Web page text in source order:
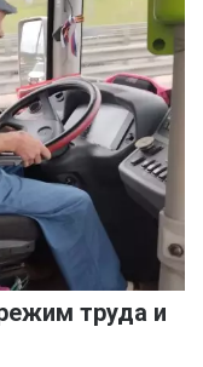
труда и